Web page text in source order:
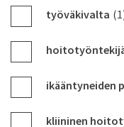
työväkivalta
ikääntyneiden
kliininen